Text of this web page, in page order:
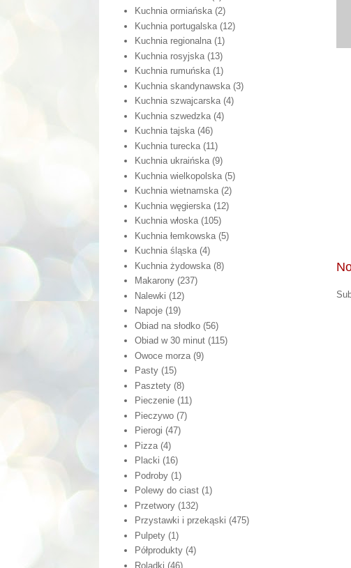
Kuchnia ormiańska (2)
Kuchnia portugalska (12)
Kuchnia regionalna (1)
Kuchnia rosyjska (13)
Kuchnia rumuńska (1)
Kuchnia skandynawska (3)
Kuchnia szwajcarska (4)
Kuchnia szwedzka (4)
Kuchnia tajska (46)
Kuchnia turecka (11)
Kuchnia ukraińska (9)
Kuchnia wielkopolska (5)
Kuchnia wietnamska (2)
Kuchnia węgierska (12)
Kuchnia włoska (105)
Kuchnia łemkowska (5)
Kuchnia śląska (4)
Kuchnia żydowska (8)
Makarony (237)
Nalewki (12)
Napoje (19)
Obiad na słodko (56)
Obiad w 30 minut (115)
Owoce morza (9)
Pasty (15)
Pasztety (8)
Pieczenie (11)
Pieczywo (7)
Pierogi (47)
Pizza (4)
Placki (16)
Podroby (1)
Polewy do ciast (1)
Przetwory (132)
Przystawki i przekąski (475)
Pulpety (1)
Półprodukty (4)
Roladki (46)